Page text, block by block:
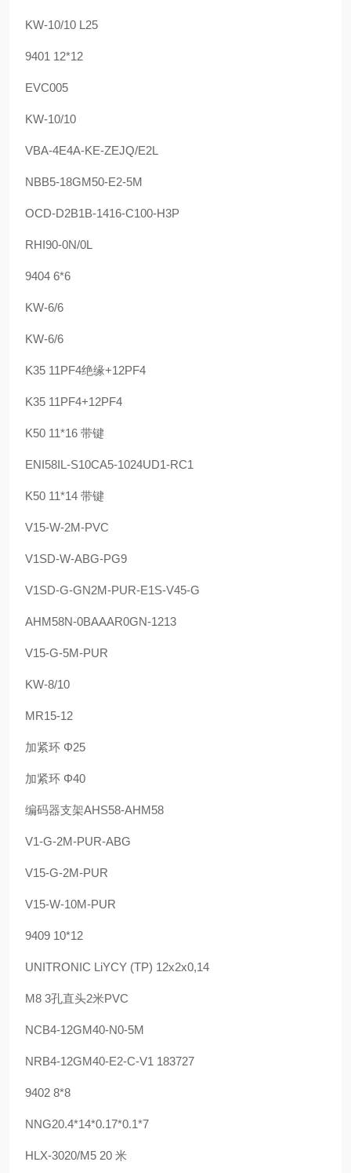
KW-10/10 L25
9401 12*12
EVC005
KW-10/10
VBA-4E4A-KE-ZEJQ/E2L
NBB5-18GM50-E2-5M
OCD-D2B1B-1416-C100-H3P
RHI90-0N/0L
9404 6*6
KW-6/6
KW-6/6
K35 11PF4绝缘+12PF4
K35 11PF4+12PF4
K50 11*16 带键
ENI58IL-S10CA5-1024UD1-RC1
K50 11*14 带键
V15-W-2M-PVC
V1SD-W-ABG-PG9
V1SD-G-GN2M-PUR-E1S-V45-G
AHM58N-0BAAAR0GN-1213
V15-G-5M-PUR
KW-8/10
MR15-12
加紧环 Φ25
加紧环 Φ40
编码器支架AHS58-AHM58
V1-G-2M-PUR-ABG
V15-G-2M-PUR
V15-W-10M-PUR
9409 10*12
UNITRONIC LiYCY (TP) 12x2x0,14
M8 3孔直头2米PVC
NCB4-12GM40-N0-5M
NRB4-12GM40-E2-C-V1 183727
9402 8*8
NNG20.4*14*0.17*0.1*7
HLX-3020/M5 20 米